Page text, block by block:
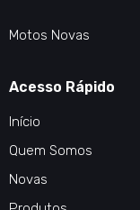
Motos Novas
Acesso Rápido
Início
Quem Somos
Novas